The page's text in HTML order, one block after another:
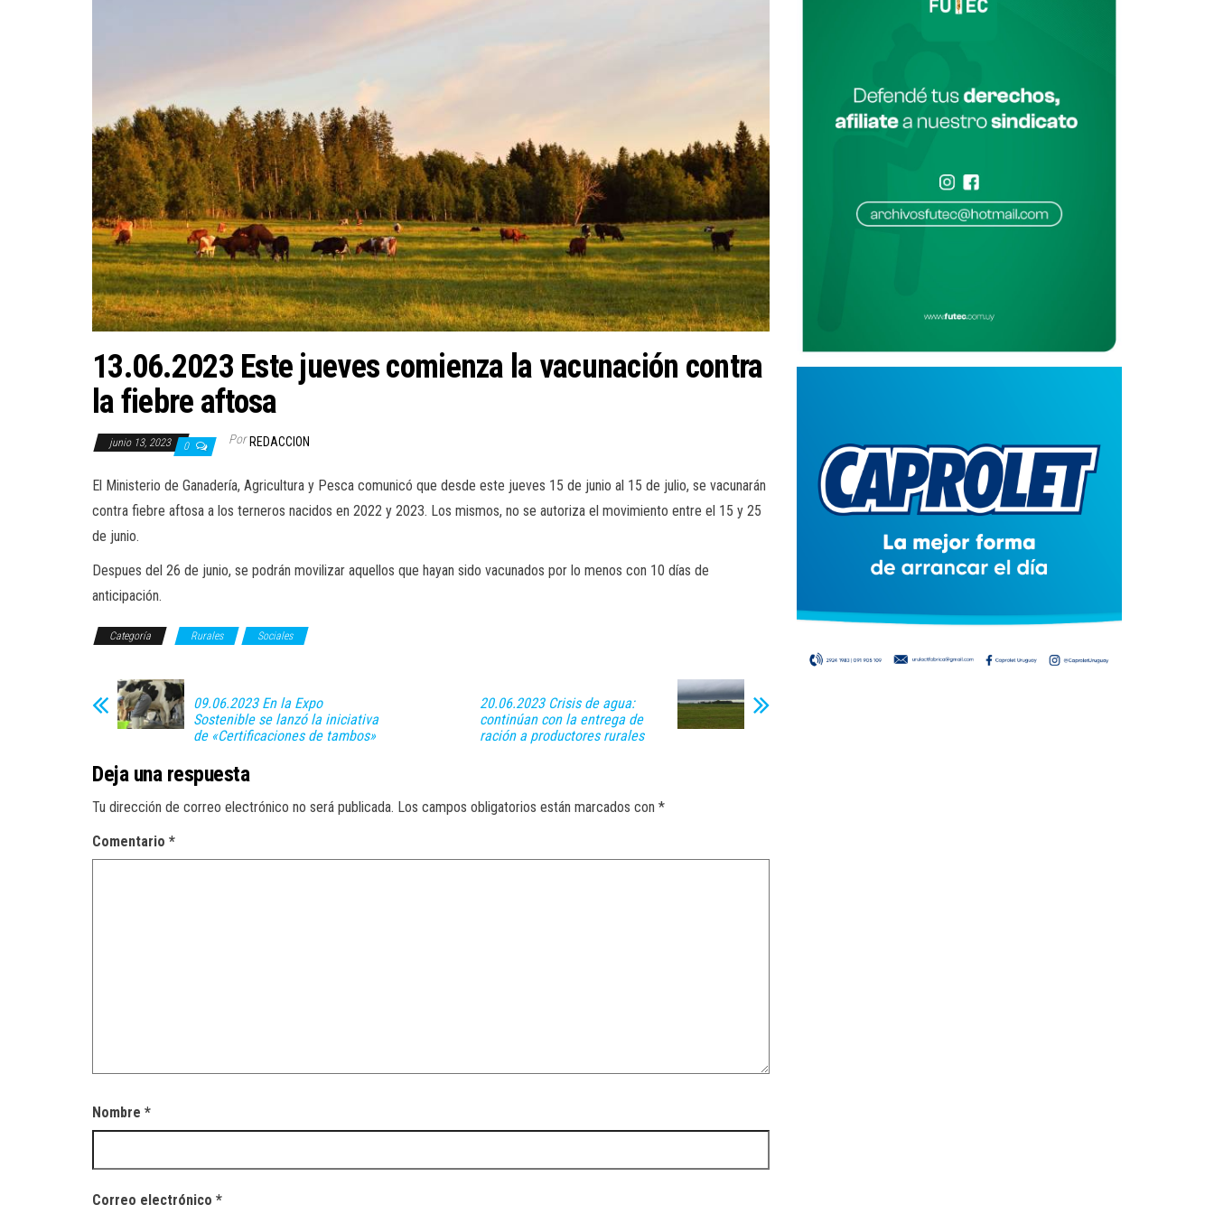
13.06.2023 Este jueves comienza la vacunación contra
la fiebre aftosa
junio 13, 2023 0 Por REDACCION
El Ministerio de Ganadería, Agricultura y Pesca comunicó que desde este jueves 15 de junio al 15 de julio, se vacunarán
contra fiebre aftosa a los terneros nacidos en 2022 y 2023. Los mismos, no se autoriza el movimiento entre el 15 y 25
de junio.
Despues del 26 de junio, se podrán movilizar aquellos que hayan sido vacunados por lo menos con 10 días de
anticipación.
Categoría Rurales Sociales
09.06.2023 En la Expo
Sostenible se lanzó la iniciativa
de «Certificaciones de tambos»
20.06.2023 Crisis de agua:
continúan con la entrega de
ración a productores rurales
Deja una respuesta
Tu dirección de correo electrónico no será publicada. Los campos obligatorios están marcados con *
Comentario *
Nombre *
Correo electrónico *